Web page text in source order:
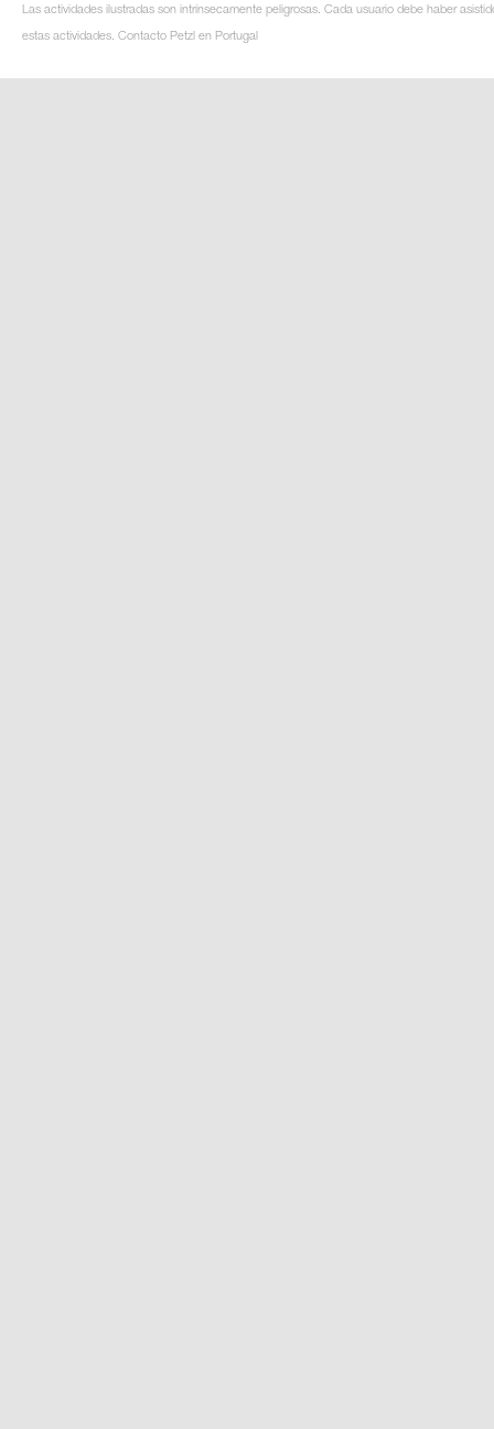
Las actividades ilustradas son intrínsecamente peligrosas. Cada usuario debe haber
estas actividades. Contacto Petzl en Portugal